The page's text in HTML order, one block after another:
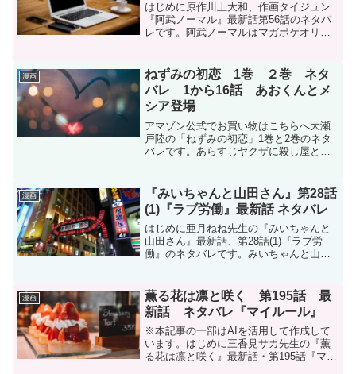
はじめに原作川上大和、作画タイジュン
『阿武ノーマル』最新話第56話のネタバ
レです。阿武ノーマルはマガポケオリジ
ン / 【第56話】非合理な女 | マガポケコ
ミッ...
漫画
ねずみの初恋 1巻 ２巻 ネタ
バレ 1から16話 あおくんとメ
シア登場
アマゾン公式でお買い物はこちらへ大瀬
戸陸の「ねずみの初恋」1巻と2巻のネタ
バレです。あらすじヤクザに殺し屋とし
碧(あお)。二人は恋に落ち、共に暮らし始
めるが、魔の手はす...
漫画
『みいちゃんと山田さん』第28話
(1)『ラブ労働』最新話 ネタバレ
はじめに亜月ねね先生の『みいちゃんと
山田さん』最新話、第28話(1)『ラブ労
働』のネタバレです。みいちゃんと山田
更新は2月8日予定です。コミックスは現
在5巻(22話...
漫画
薫る花は凛と咲く 第195話 最
新話 ネタバレ『マイルール』
※本記事の一部はAIを活用して作成して
います。はじめに三香見サカ先生の『薫
る花は凛と咲く』最新話・第195話『マイ